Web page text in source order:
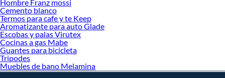
Hombre Franz mossi
Cemento blanco
Termos para cafe y te Keep
Aromatizante para auto Glade
Escobas y palas Virutex
Cocinas a gas Mabe
Guantes para bicicleta
Tripodes
Muebles de bano Melamina